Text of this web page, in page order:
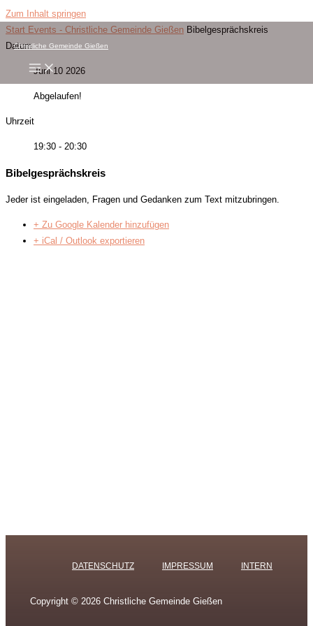
Zum Inhalt springen
Christliche Gemeinde Gießen
Start Events - Christliche Gemeinde Gießen Bibelgesprächskreis
Datum
Juni 10 2026
Abgelaufen!
Uhrzeit
19:30 - 20:30
Bibelgesprächskreis
Jeder ist eingeladen, Fragen und Gedanken zum Text mitzubringen.
+ Zu Google Kalender hinzufügen
+ iCal / Outlook exportieren
DATENSCHUTZ IMPRESSUM INTERN
Copyright © 2026 Christliche Gemeinde Gießen